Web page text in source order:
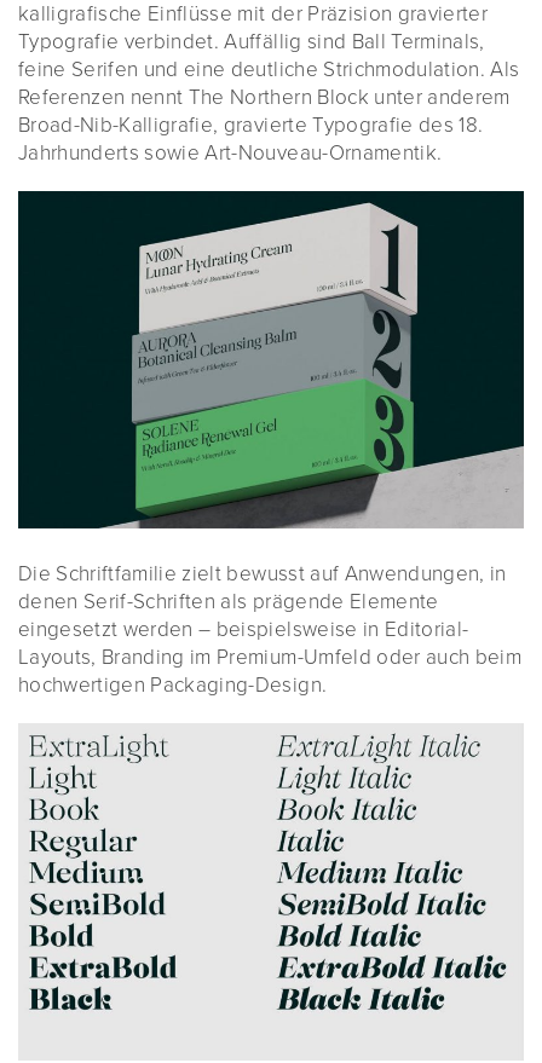
kalligrafische Einflüsse mit der Präzision gravierter
Typografie verbindet. Auffällig sind Ball Terminals,
feine Serifen und eine deutliche Strichmodulation. Als
Referenzen nennt The Northern Block unter anderem
Broad-Nib-Kalligrafie, gravierte Typografie des 18.
Jahrhunderts sowie Art-Nouveau-Ornamentik.
Die Schriftfamilie zielt bewusst auf Anwendungen, in
denen Serif-Schriften als prägende Elemente
eingesetzt werden – beispielsweise in Editorial-
Layouts, Branding im Premium-Umfeld oder auch beim
hochwertigen Packaging-Design.